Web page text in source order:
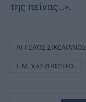
της πείνας…».
ΆΓΓΕΛΟΣ ΣΙΚΕΛΙΑΝΌΣ
Ι. Μ. ΧΑΤΖΗΦΏΤΗΣ